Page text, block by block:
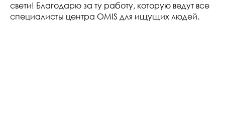
свети! Благодарю за ту работу, которую ведут все
специалисты центра OMIS для ищущих людей.